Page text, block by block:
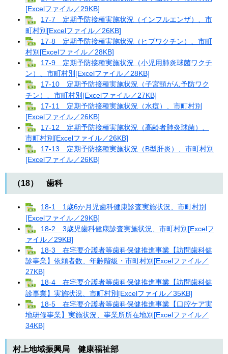
[Excelファイル／29KB]
17-7 定期予防接種実施状況（インフルエンザ）、市
町村別[Excelファイル／26KB]
17-8 定期予防接種実施状況（ヒブワクチン）、市町
村別[Excelファイル／28KB]
17-9 定期予防接種実施状況（小児用肺炎球菌ワクチ
ン）、市町村別[Excelファイル／28KB]
17-10 定期予防接種実施状況（子宮頸がん予防ワク
チン）、市町村別[Excelファイル／27KB]
17-11 定期予防接種実施状況（水痘）、市町村別
[Excelファイル／26KB]
17-12 定期予防接種実施状況（高齢者肺炎球菌）、
市町村別[Excelファイル／26KB]
17-13 定期予防接種実施状況（B型肝炎）、市町村別
[Excelファイル／26KB]
（18） 歯科
18-1 1歳6か月児歯科健康診査実施状況、市町村別
[Excelファイル／29KB]
18-2 3歳児歯科健康診査実施状況、市町村別[Excelフ
ァイル／29KB]
18-3 在宅要介護者等歯科保健推進事業【訪問歯科健
診事業】依頼者数、年齢階級・市町村別[Excelファイル／
27KB]
18-4 在宅要介護者等歯科保健推進事業【訪問歯科健
診事業】実施状況、市町村別[Excelファイル／35KB]
18-5 在宅要介護者等歯科保健推進事業【口腔ケア実
地研修事業】実施状況、事業所所在地別[Excelファイル／
34KB]
村上地域振興局 健康福祉部